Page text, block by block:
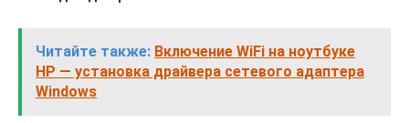
Читайте также: Включение WiFi на ноутбуке
HP — установка драйвера сетевого адаптера
Windows